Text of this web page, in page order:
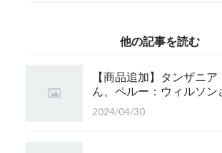
他の記事を読む
【商品追加】タンザニア
ん、ペルー：ウィルソン
ジナルブレンド：かぐ
加！
2024/04/30